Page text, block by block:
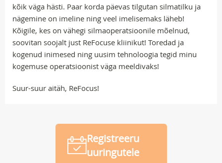
kõik väga hästi. Paar korda päevas tilgutan silmatilku ja
nägemine on imeline ning veel imelisemaks läheb!
Kõigile, kes on vähegi silmaoperatsioonile mõelnud,
soovitan soojalt just ReFocuse kliinikut! Toredad ja
kogenud inimesed ning uusim tehnoloogia tegid minu
kogemuse operatsioonist väga meeldivaks!
Suur-suur aitäh, ReFocus!
Registreeru
uuringutele